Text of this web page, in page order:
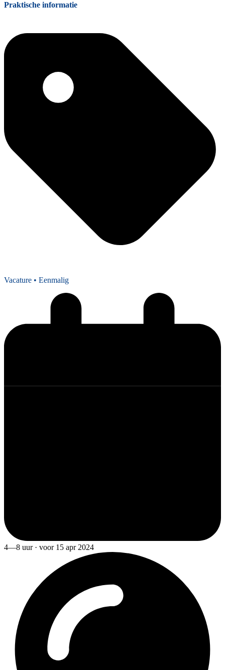
Praktische informatie
Vacature • Eenmalig
4—8 uur · voor 15 apr 2024